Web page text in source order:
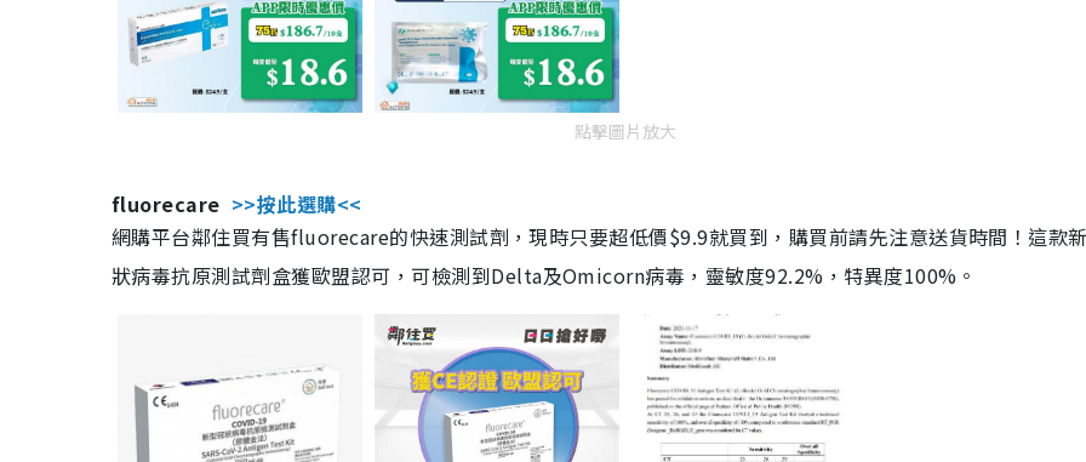
點擊圖片放大
fluorecare >>按此選購<<
網購平台鄰住買有售fluorecare的快速測試劑，現時只要超低價$9.9就買到，購買前請先注意送貨時間！這款
狀病毒抗原測試劑盒獲歐盟認可，可檢測到Delta及Omicorn病毒，靈敏度92.2%，特異度100%。